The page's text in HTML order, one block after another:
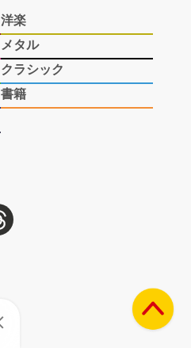
洋楽
メタル
クラシック
書籍